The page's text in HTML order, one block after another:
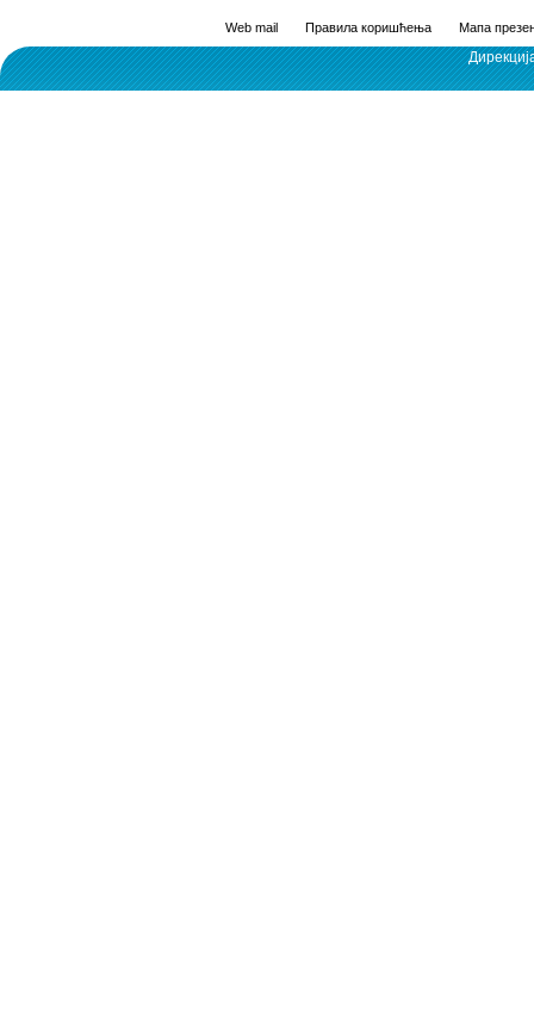
Web mail Правила коришћења Мапа